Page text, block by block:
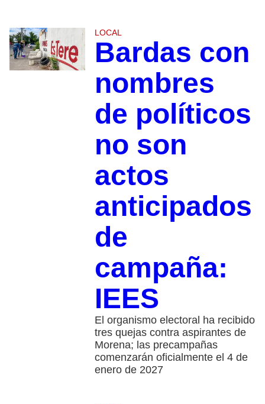
LOCAL
Bardas con
nombres
de políticos
no son
actos
anticipados
de
campaña:
IEES
El organismo electoral ha recibido
tres quejas contra aspirantes de
Morena; las precampañas
comenzarán oficialmente el 4 de
enero de 2027